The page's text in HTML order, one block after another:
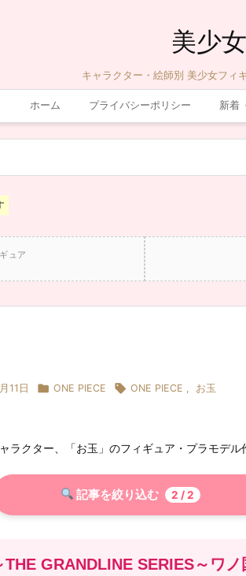
美少
キャラクター・絵師別 美少女フィ
ホーム プライバシーポリシー 新着
ュア
11日  ONE PIECE  ONE PIECE , お玉
ラクター、「お玉」のフィギュア・プラモデル
記事を絞り込む 2 / 2
THE GRANDLINE SERIES～ワ